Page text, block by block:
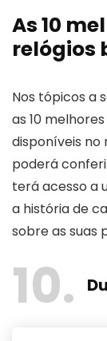
As 10
relógios
Nos tópicos a
as 10
disponíveis no
poderá
terá acesso a
a história de
sobre as suas
10